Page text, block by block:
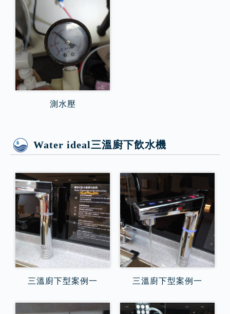
測水壓
Water ideal三溫廚下飲水機
三溫廚下型案例一 三溫廚下型案例一